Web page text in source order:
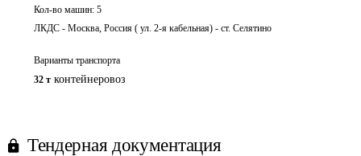
Кол-во машин: 5
ЛКДС - Москва, Россия ( ул. 2-я кабельная) - ст. Селятино
Варианты транспорта
32 т контейнеровоз
Тендерная документация